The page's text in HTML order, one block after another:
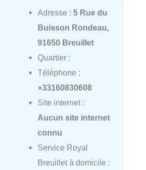
Adresse : 5 Rue du
Buisson Rondeau,
91650 Breuillet
Quartier :
Téléphone :
+33160830608
Site internet :
Aucun site internet
connu
Service Royal
Breuillet à domicile :